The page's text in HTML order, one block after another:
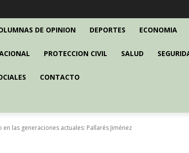
DE OPINION DEPORTES ECONOMIA
PROTECCION CIVIL SALUD
CONTACTO
las generaciones actuales: Pallarés Jiménez